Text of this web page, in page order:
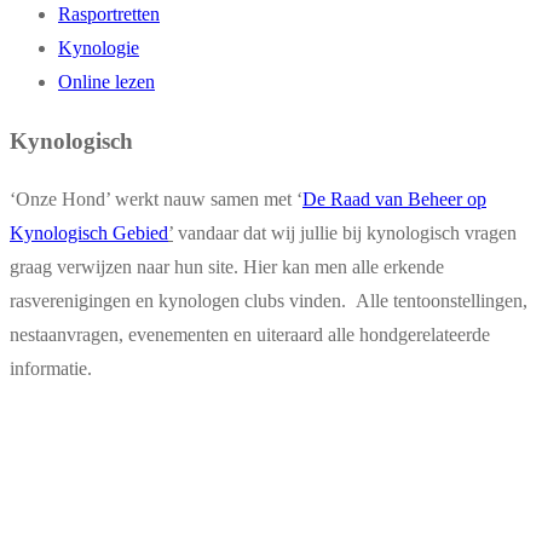
Rasportretten
Kynologie
Online lezen
Kynologisch
‘Onze Hond’ werkt nauw samen met ‘De Raad van Beheer op
Kynologisch Gebied’ vandaar dat wij jullie bij kynologisch vragen
graag verwijzen naar hun site. Hier kan men alle erkende
rasverenigingen en kynologen clubs vinden. Alle tentoonstellingen,
nestaanvragen, evenementen en uiteraard alle hondgerelateerde
informatie.